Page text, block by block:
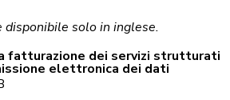
disponibile solo in inglese.
fatturazione dei servizi strutturati
elettronica dei dati